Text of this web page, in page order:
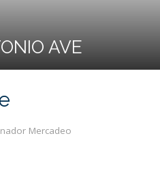
AVE
Mercadeo